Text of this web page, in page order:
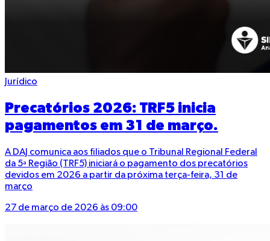
Jurídico
Precatórios 2026: TRF5 inicia
pagamentos em 31 de março.
A DAJ comunica aos filiados que o Tribunal Regional Federal
da 5ª Região (TRF5) iniciará o pagamento dos precatórios
devidos em 2026 a partir da próxima terça-feira, 31 de
março
27 de março de 2026 às 09:00